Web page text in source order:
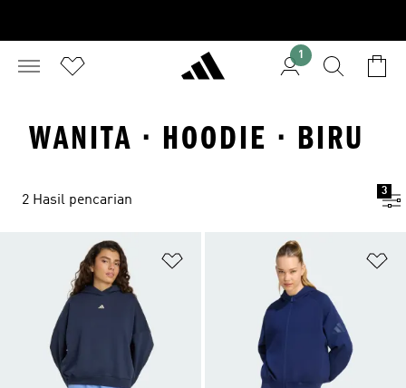
1
WANITA · HOODIE · BIRU
2 Hasil pencarian
3
Tambahkan ke Wishlist